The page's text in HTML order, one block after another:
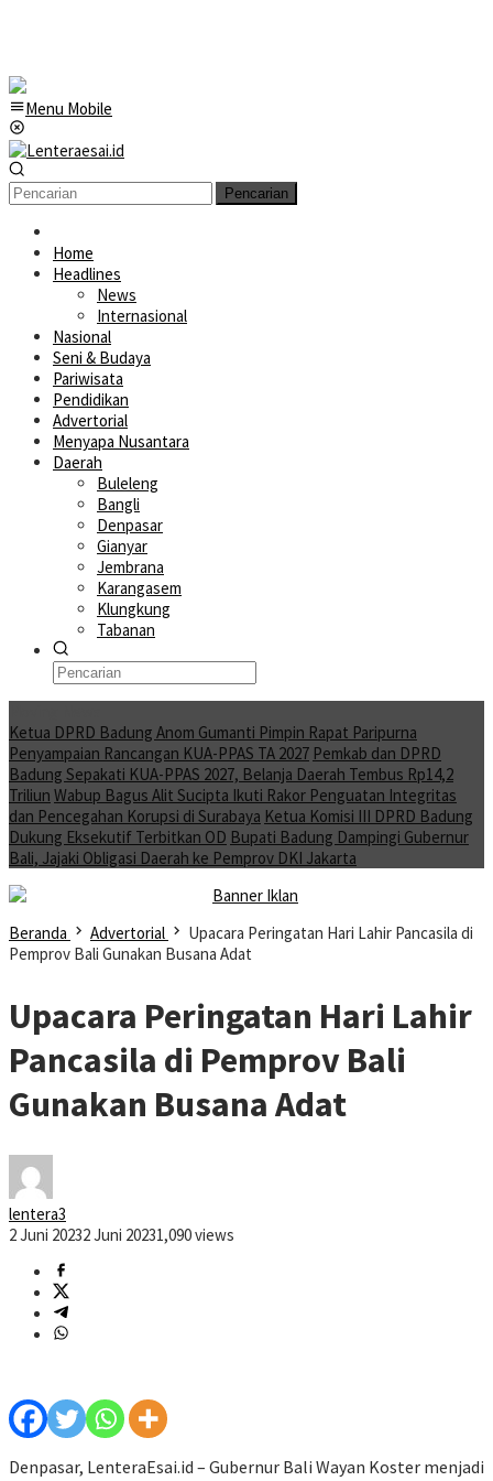
Menu Mobile
Pencarian
Home
Headlines
News
Internasional
Nasional
Seni & Budaya
Pariwisata
Pendidikan
Advertorial
Menyapa Nusantara
Daerah
Buleleng
Bangli
Denpasar
Gianyar
Jembrana
Karangasem
Klungkung
Tabanan
Ketua DPRD Badung Anom Gumanti Pimpin Rapat Paripurna
Penyampaian Rancangan KUA-PPAS TA 2027 Pemkab dan DPRD
Badung Sepakati KUA-PPAS 2027, Belanja Daerah Tembus Rp14,2
Triliun Wabup Bagus Alit Sucipta Ikuti Rakor Penguatan Integritas
dan Pencegahan Korupsi di Surabaya Ketua Komisi III DPRD Badung
Dukung Eksekutif Terbitkan OD Bupati Badung Dampingi Gubernur
Bali, Jajaki Obligasi Daerah ke Pemprov DKI Jakarta
Beranda Advertorial
Upacara Peringatan Hari Lahir Pancasila di
Pemprov Bali Gunakan Busana Adat
Upacara Peringatan Hari Lahir
Pancasila di Pemprov Bali
Gunakan Busana Adat
lentera3
2 Juni 20232 Juni 20231,090 views
Denpasar, LenteraEsai.id – Gubernur Bali Wayan Koster menjadi